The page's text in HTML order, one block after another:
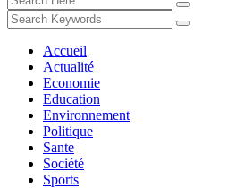
Accueil
Actualité
Economie
Education
Environnement
Politique
Sante
Société
Sports